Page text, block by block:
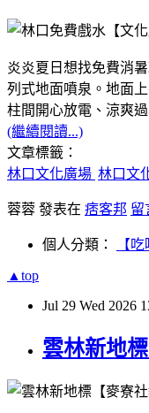
炎炎夏日想找免費消
列式地面噴泉。地面
柱間開心放電、涼爽過
(繼續閱讀...)
文章標籤：
林口文化廣場 林口文
蓉蓉 發表在 痞客邦 留
個人分類： 【
▲top
Jul 29 Wed 2026
雲林新地